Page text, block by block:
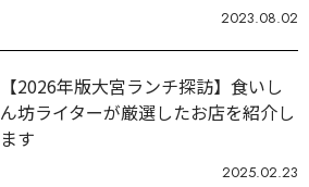
2023.08.02
【2026年版大宮ランチ探訪】食いし
ん坊ライターが厳選したお店を紹介し
ます
2025.02.23